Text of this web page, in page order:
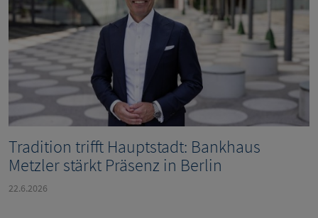
Tradition trifft Hauptstadt: Bankhaus
Metzler stärkt Präsenz in Berlin
22.6.2026